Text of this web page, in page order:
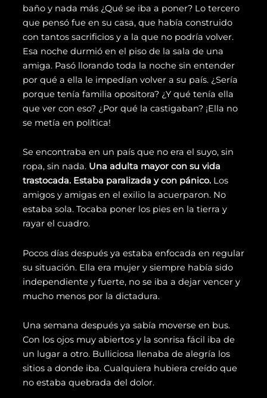
baño y nada más ¿Qué se iba a poner? Lo tercero
que pensó fue en su casa, que había construido
con tantos sacrificios y a la que no podría volver.
Esa noche durmió en el piso de la sala de una
amiga. Pasó llorando toda la noche sin entender
por qué a ella le impedían volver a su país. ¿Sería
porque tenía familia opositora? ¿Y qué tenía ella
que ver con eso? ¿Por qué la castigaban? ¡Ella no
se metía en política!
Se encontraba en un país que no era el suyo, sin
ropa, sin nada. Una adulta mayor con su vida
trastocada. Estaba paralizada y con pánico. Los
amigos y amigas en el exilio la acuerparon. No
estaba sola. Tocaba poner los pies en la tierra y
rayar el cuadro.
Pocos días después ya estaba enfocada en regular
su situación. Ella era mujer y siempre había sido
independiente y fuerte, no se iba a dejar vencer y
mucho menos por la dictadura.
Una semana después ya sabía moverse en bus.
Con los ojos muy abiertos y la sonrisa fácil iba de
un lugar a otro. Bulliciosa llenaba de alegría los
sitios a donde iba. Cualquiera hubiera creído que
no estaba quebrada del dolor.